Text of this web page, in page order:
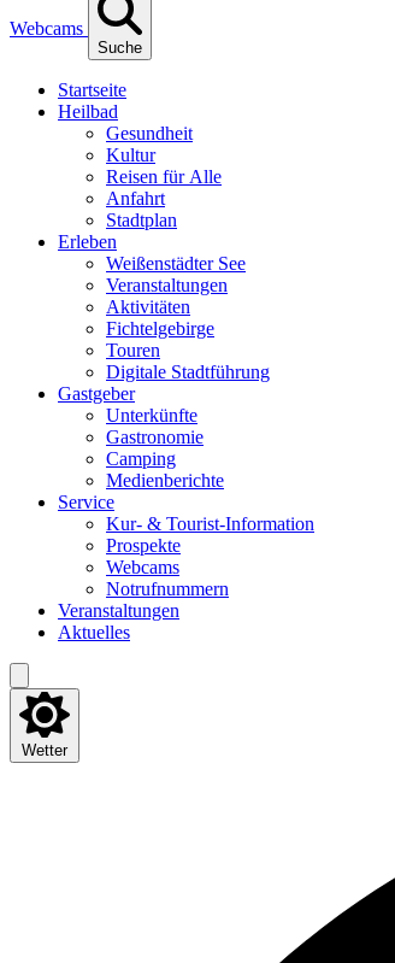
Webcams
Suche
Start­sei­te
Heil­bad
Gesund­heit
Kul­tur
Rei­sen für Alle
Anfahrt
Stadt­plan
Erle­ben
Wei­ßen­städ­ter See
Ver­an­stal­tun­gen
Akti­vi­tä­ten
Fich­tel­ge­bir­ge
Tou­ren
Digi­ta­le Stadtführung
Gast­ge­ber
Unter­künf­te
Gas­tro­no­mie
Cam­ping
Medi­en­be­rich­te
Ser­vice
Kur- & Tourist-Information
Pro­spek­te
Web­cams
Not­ruf­num­mern
Ver­an­stal­tun­gen
Aktu­el­les
Wetter